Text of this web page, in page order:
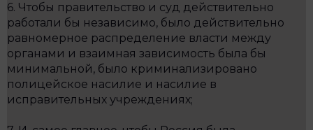
6. Чтобы правительство и суд действительно
работали бы независимо, было действительно
равномерное распределение власти между
органами и взаимная зависимость была бы
минимальной, было криминализировано
полицейское насилие и насилие в
исправительных учреждениях;